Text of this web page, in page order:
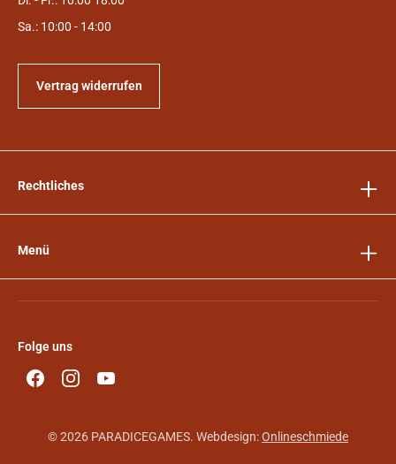
Sa.: 10:00 - 14:00
Vertrag widerrufen
Rechtliches
Menü
Folge uns
© 2026 PARADICEGAMES. Webdesign:Onlineschmiede